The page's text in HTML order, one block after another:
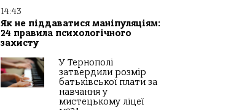
14:43
Як не піддаватися маніпуляціям:
24 правила психологічного
захисту
У Тернополі
затвердили розмір
батьківської плати за
навчання у
мистецькому ліцеї